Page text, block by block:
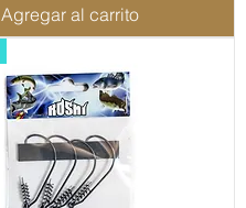
Agregar al carrito